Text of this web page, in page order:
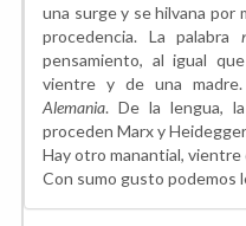
una surge y se hilvana por
procedencia. La palabra
pensamiento, al igual
vientre y de una
Alemania. De la lengua,
proceden Marx y
Hay otro manantial,
Con sumo gusto podemos